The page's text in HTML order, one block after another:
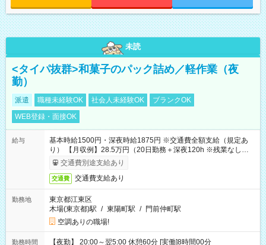
未読
<タイパ抜群>和菓子のパック詰め／軽作業（夜
勤）
派遣 職種未経験OK 社会人未経験OK
ブランクOK
WEB登録・面接OK
給与
基本時給1500円・深夜時給1875円 ※交通費全額支給（規定あ
り） 【月収例】28.5万円（20日勤務＋深夜120h ※残業なしの場
合）交通費別途支給あり
交通費 交通費支給あり
勤務地
東京都江東区
木場(東京都)駅 / 東陽町駅 / 門前仲町駅
空調ありの職場!
勤務時間 【夜勤】 20:00～翌5:00 休憩60分 [実働]8時間00分